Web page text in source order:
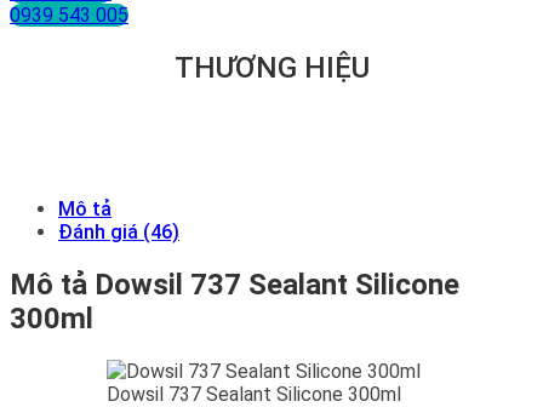
0939 543 005
THƯƠNG HIỆU
Mô tả
Đánh giá (46)
Mô tả Dowsil 737 Sealant Silicone
300ml
Dowsil 737 Sealant Silicone 300ml